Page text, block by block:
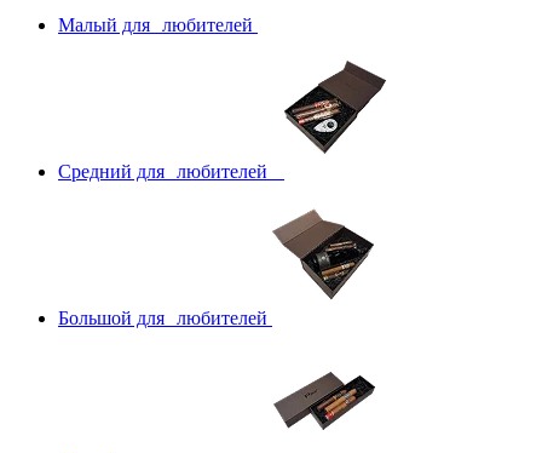
Малый для любителей
Средний для любителей
Большой для любителей